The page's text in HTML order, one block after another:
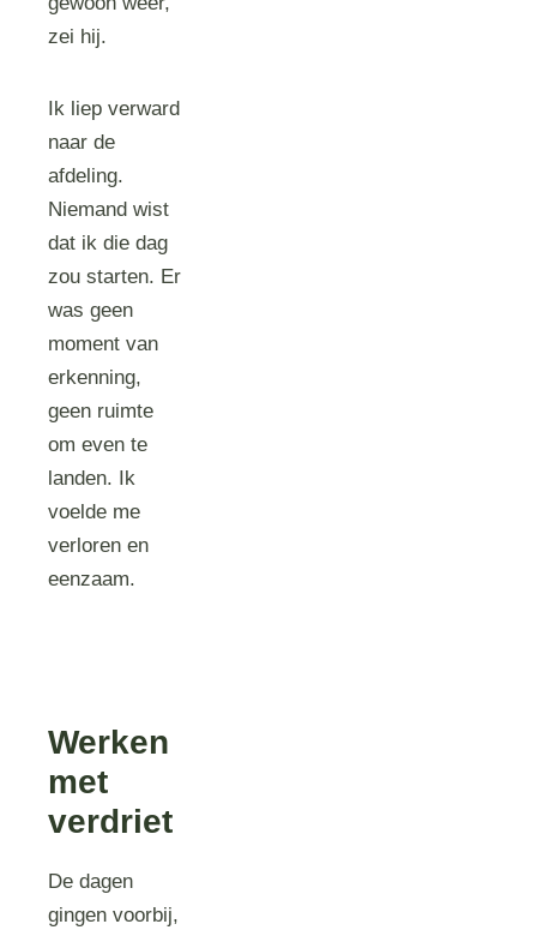
zei hij.
Ik liep verward
naar de
afdeling.
Niemand wist
dat ik die dag
zou starten. Er
was geen
moment van
erkenning,
geen ruimte
om even te
landen. Ik
voelde me
verloren en
eenzaam.
Werken
met
verdriet
De dagen
gingen voorbij,